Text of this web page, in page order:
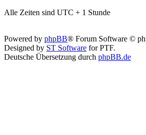
Alle Zeiten sind UTC + 1 Stunde
Powered by phpBB® Forum Software ©
Designed by ST Software for PTF.
Deutsche Übersetzung durch phpBB.de